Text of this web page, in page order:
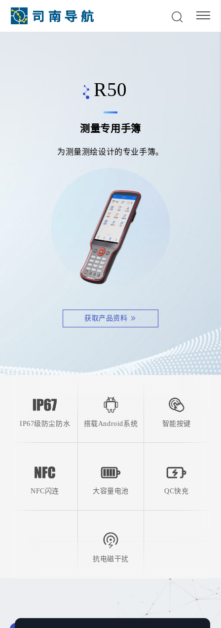
R50
测量专用手簿
为测量测绘设计的专业手簿。
获取产品资料
IP67级防尘防水 搭载Android系统 智能按键
NFC闪连 大容量电池 QC快充
抗电磁干扰